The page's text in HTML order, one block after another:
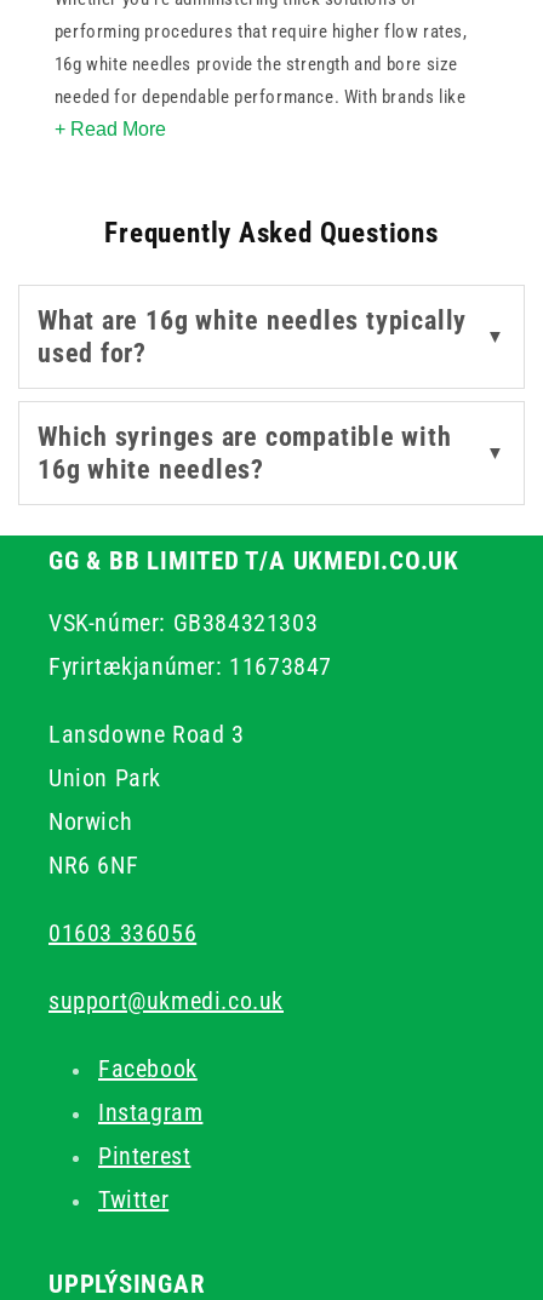
performing procedures that require higher flow rates,
16g white needles provide the strength and bore size
needed for dependable performance. With brands like
Agriject and BD in our collection, you can trust that each
stainless steel construction. Ideal for drawing up
a wider gauge, the 16g size balances precision with
durability.
+ Read More
Frequently Asked Questions
What are 16g white needles typically
used for?
▼
Which syringes are compatible with
16g white needles?
▼
GG & BB LIMITED T/A UKMEDI.CO.UK
VSK-númer: GB384321303
Fyrirtækjanúmer: 11673847
Lansdowne Road 3
Union Park
Norwich
NR6 6NF
01603 336056
support@ukmedi.co.uk
Facebook
Instagram
Pinterest
Twitter
UPPLÝSINGAR